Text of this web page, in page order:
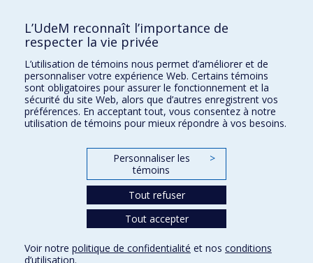
Dons et philanthropie
Accès protégé
Nous joindre
Accessibilité
L’UdeM reconnaît l’importance de
respecter la vie privée
L’utilisation de témoins nous permet d’améliorer et de
personnaliser votre expérience Web. Certains témoins
sont obligatoires pour assurer le fonctionnement et la
sécurité du site Web, alors que d’autres enregistrent vos
préférences. En acceptant tout, vous consentez à notre
utilisation de témoins pour mieux répondre à vos besoins.
Personnaliser les
témoins
>
Tout refuser
Tout accepter
Voir notre politique de confidentialité et nos conditions
d’utilisation.